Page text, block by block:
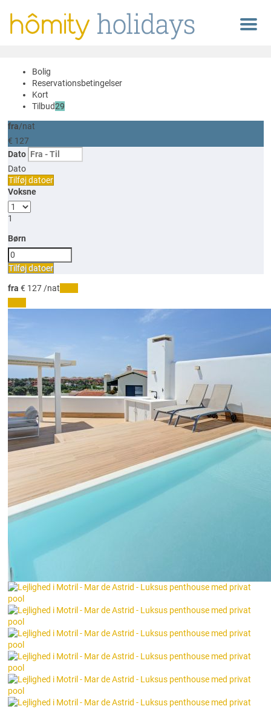
Menu
Bolig
Reservationsbetingelser
Kort
Tilbud29
fra/nat
€ 127
Dato
Dato
Tilføj datoer
Voksne
1
Børn
Tilføj datoer
fra € 127/nat